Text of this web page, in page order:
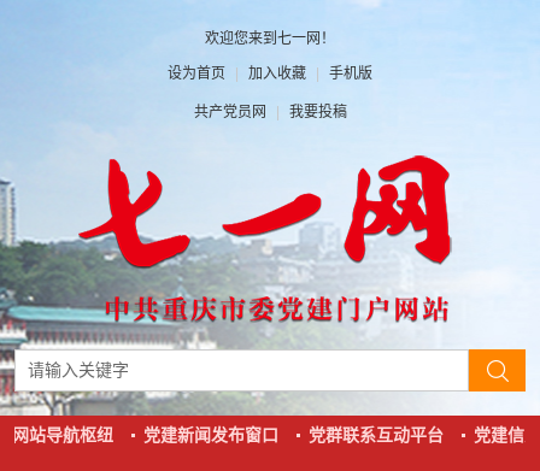
欢迎您来到七一网！
设为首页 | 加入收藏 | 手机版
共产党员网 | 我要投稿
网站导航枢纽 党建新闻发布窗口 党群联系互动平台 党建信